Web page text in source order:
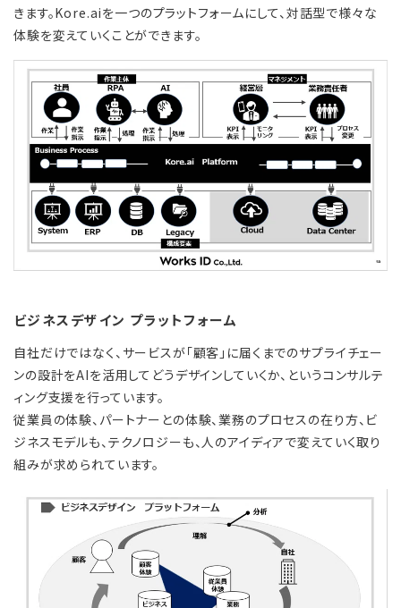
きます。Kore.aiを一つのプラットフォームにして、対話型で様々な
体験を変えていくことができます。
ビジネスデザイン プラットフォーム
自社だけではなく、サービスが「顧客」に届くまでのサプライチェー
ンの設計をAIを活用してどうデザインしていくか、というコンサルテ
ィング支援を行っています。
従業員の体験、パートナーとの体験、業務のプロセスの在り方、ビ
ジネスモデルも、テクノロジーも、人のアイディアで変えていく取り
組みが求められています。